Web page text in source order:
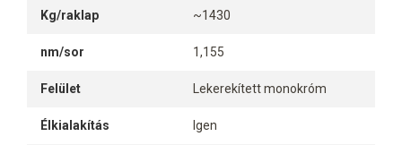
Kg/raklap ~1430
nm/sor 1,155
Felület Lekerekített monokróm
Élkialakítás Igen